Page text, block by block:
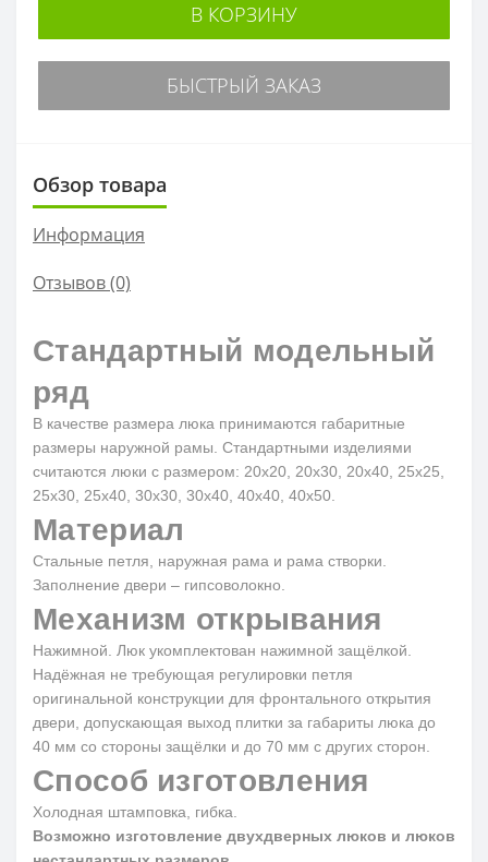
В КОРЗИНУ
БЫСТРЫЙ ЗАКАЗ
Обзор товара
Информация
Отзывов (0)
Стандартный модельный
ряд
В качестве размера люка принимаются габаритные
размеры наружной рамы. Стандартными изделиями
считаются люки с размером: 20x20, 20x30, 20x40, 25x25,
25x30, 25x40, 30x30, 30x40, 40x40, 40x50.
Материал
Стальные петля, наружная рама и рама створки.
Заполнение двери – гипсоволокно.
Механизм открывания
Нажимной. Люк укомплектован нажимной защёлкой.
Надёжная не требующая регулировки петля
оригинальной конструкции для фронтального открытия
двери, допускающая выход плитки за габариты люка до
40 мм со стороны защёлки и до 70 мм с других сторон.
Способ изготовления
Холодная штамповка, гибка.
Возможно изготовление двухдверных люков и люков